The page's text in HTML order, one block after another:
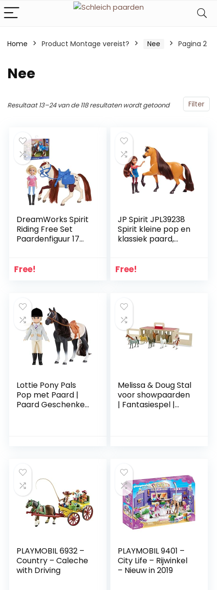
Home Product Montage vereist? ‎Nee Pagina 2
‎Nee
Filter
Resultaat 13–24 van de 118 resultaten wordt getoond
DreamWorks Spirit
Riding Free Set
Paardenfiguur 17
& Boomerang,
Free!
JP Spirit JPL39238
Spirit kleine pop en
klassiek paard,
Free!
Lottie Pony Pals
Pop met Paard |
Paard Geschenken
Melissa & Doug Stal
voor showpaarden
| Fantasiespel |
PLAYMOBIL 6932 –
Country – Caleche
with Driving
PLAYMOBIL 9401 –
City Life – Rijwinkel
– Nieuw in 2019